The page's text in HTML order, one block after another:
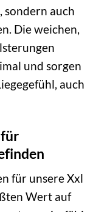
sondern auch
Die weichen,
und sorgen
auch
für unsere Xxl
Wert auf